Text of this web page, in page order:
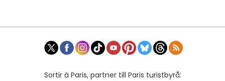
Sortir à Paris, partner till Paris turistbyrå: